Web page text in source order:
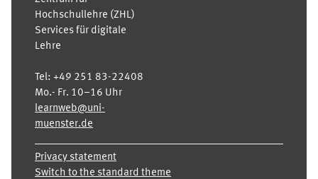
Hochschullehre (ZHL)
Services für digitale
Lehre
Tel: +49 251 83-22408
Mo.- Fr. 10–16 Uhr
learnweb@uni-
muenster.de
Privacy statement
Switch to the standard theme